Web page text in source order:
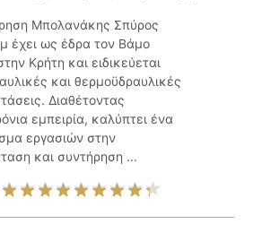
Μπολανάκης Σπύρος
έχει ως έδρα τον Βάμο
Κρήτη και ειδικεύεται
και θερμοϋδραυλικές
Διαθέτοντας
εμπειρία, καλύπτει ένα
εργασιών στην
και συντήρηση ...